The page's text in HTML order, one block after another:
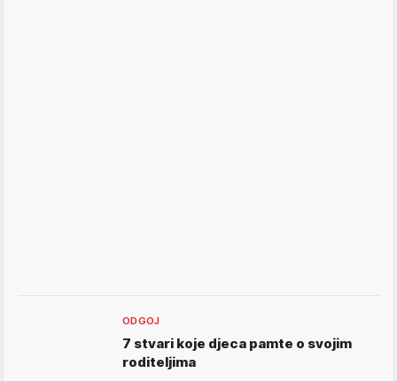
ODGOJ
7 stvari koje djeca pamte o svojim
roditeljima